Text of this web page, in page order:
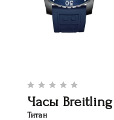
Часы Breitling
Титан